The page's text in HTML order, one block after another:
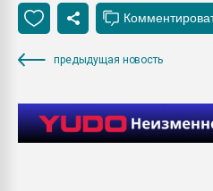
предыдущая новость